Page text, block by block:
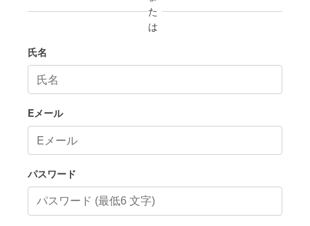
た
は
氏名
Eメール
パスワード